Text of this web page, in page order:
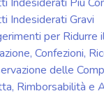
Indesiderati Gravi
per Ridurre
Confezioni,
delle
Rimborsabilità e